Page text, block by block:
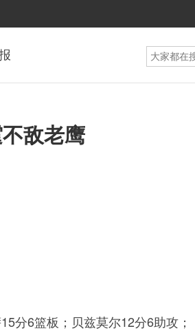
敌老鹰
分6篮板；贝兹莫尔12分6助攻；